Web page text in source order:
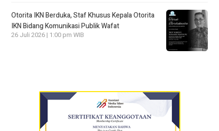
Otorita IKN Berduka, Staf Khusus Kepala Otorita
IKN Bidang Komunikasi Publik Wafat
26 Juli 2026 | 1:00 pm WIB